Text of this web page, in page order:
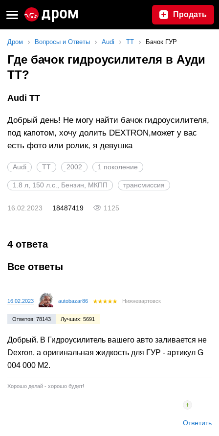
Продать
Дром Вопросы и Ответы Audi TT Бачок ГУР
Где бачок гидроусилителя в Ауди
ТТ?
Audi TT
Добрый день! Не могу найти бачок гидроусилителя,
под капотом, хочу долить DEXTRON,может у вас
есть фото или ролик, я девушка
Audi TT 2002 1 поколение
1.8 л, 150 л.с., Бензин, МКПП трансмиссия
16.02.2023 18487419 1125
4 ответа
Все ответы
16.02.2023 autobazar86 Нижневартовск
Ответов: 78143 Лучших: 5691
Добрый. В Гидроусилитель вашего авто заливается не
Dexron, а оригинальная жидкость для ГУР - артикул G
004 000 M2.
Хорошо делай - хорошо будет!
Ответить